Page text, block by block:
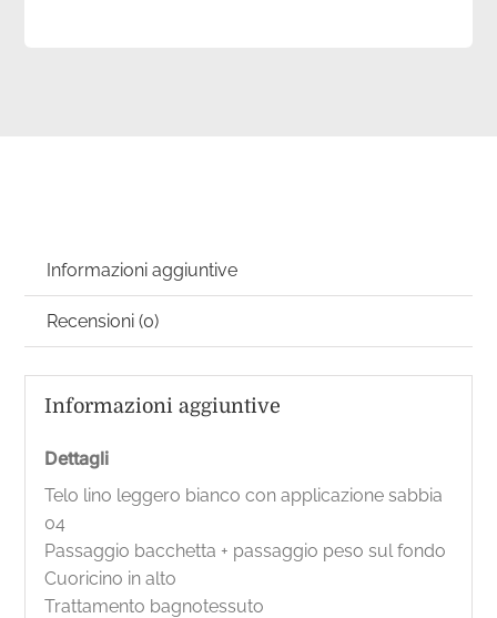
Informazioni aggiuntive
Recensioni (0)
Informazioni aggiuntive
Dettagli
Telo lino leggero bianco con applicazione sabbia
04
Passaggio bacchetta + passaggio peso sul fondo
Cuoricino in alto
Trattamento bagnotessuto